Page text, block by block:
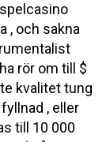
, och sakna
rör om till $
kvalitet tung
, eller
till 10 000